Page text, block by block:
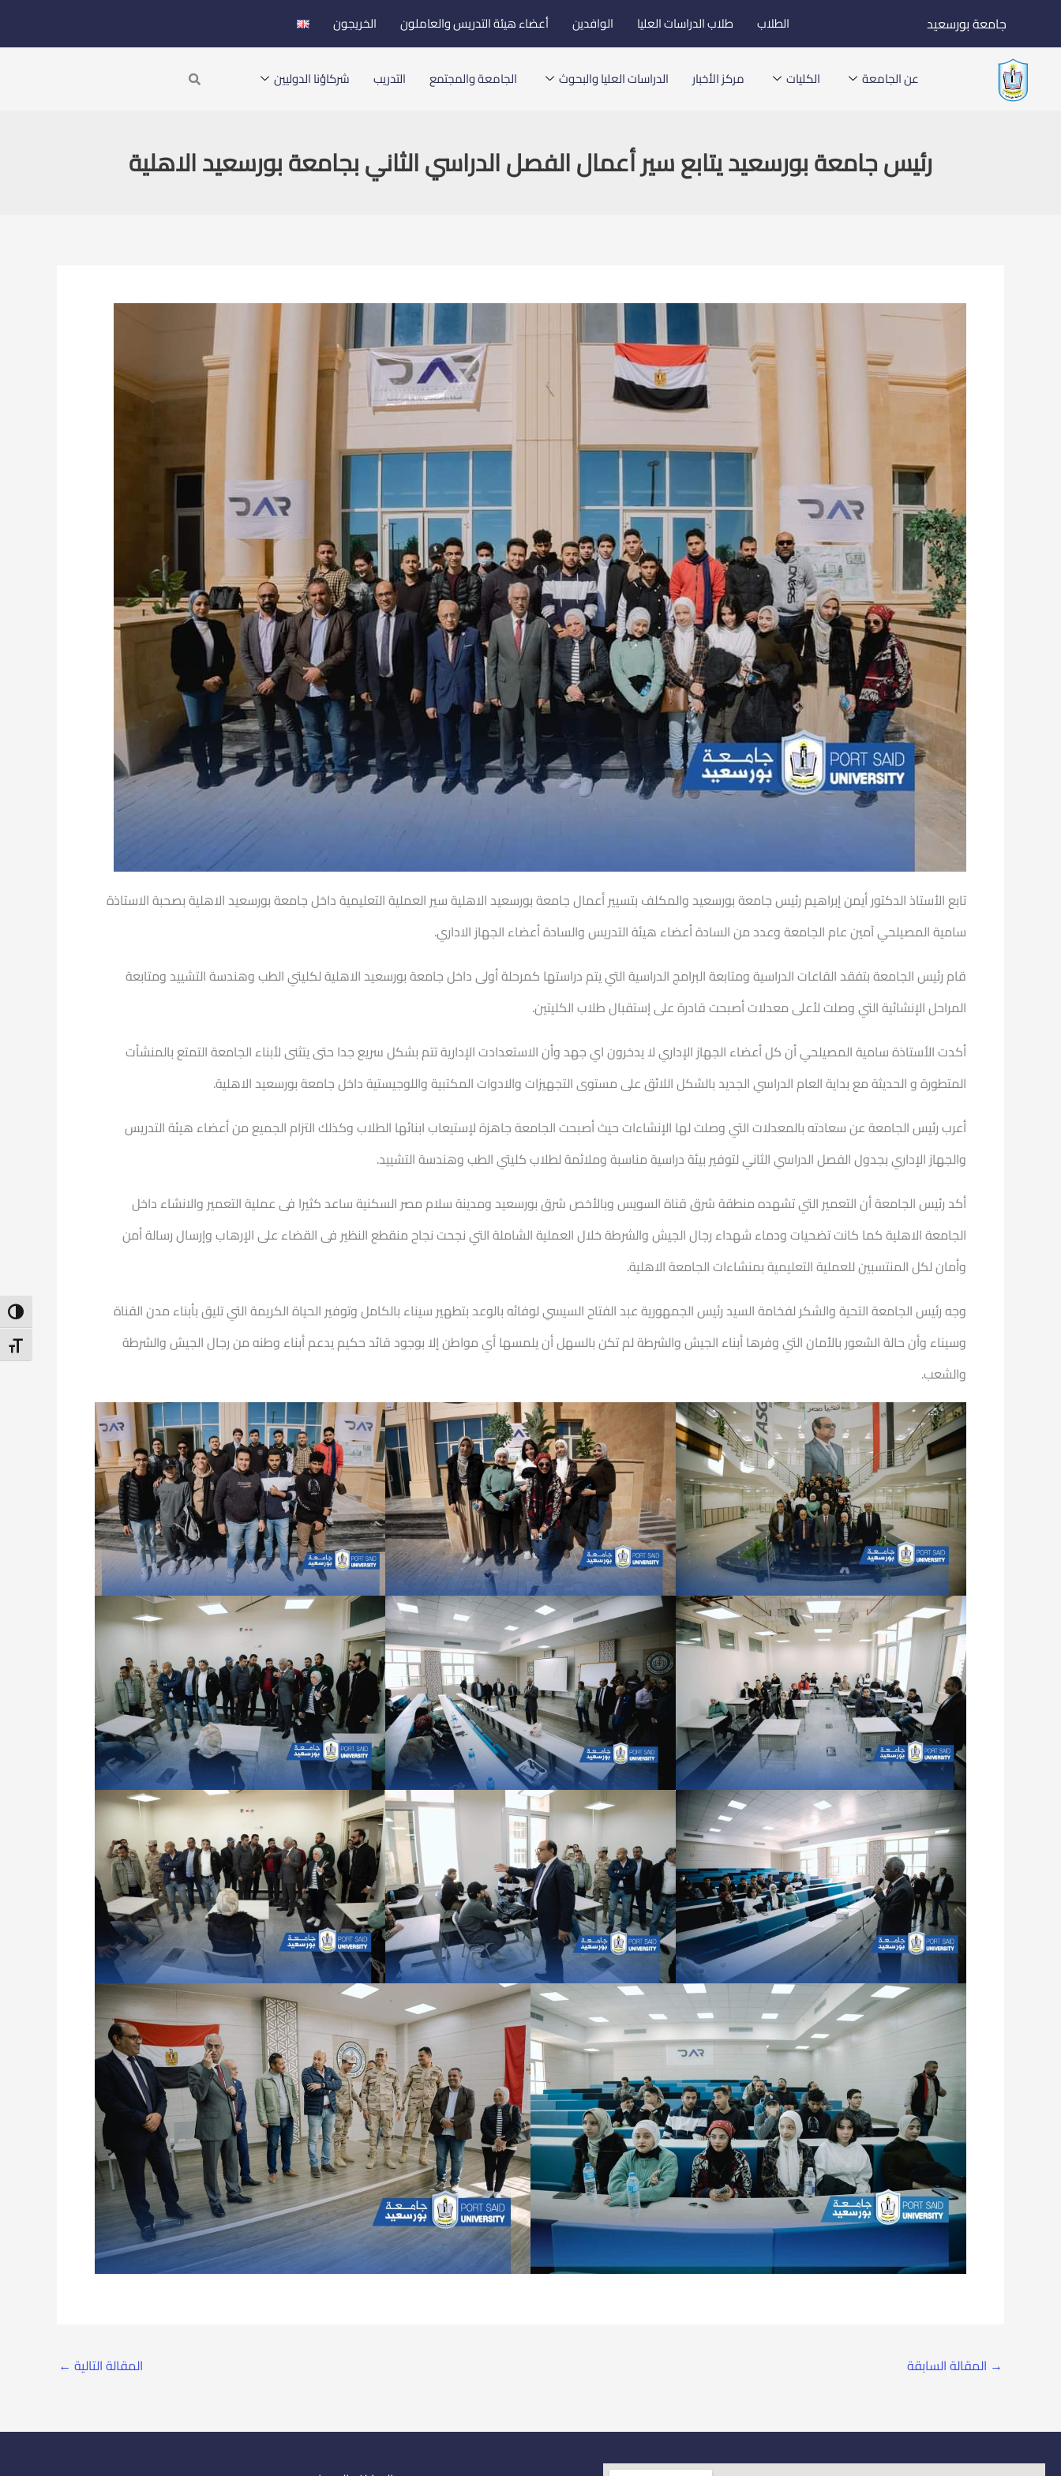
إلى
المحتوى
جامعة بورسعيد الطلاب طلاب الدراسات العليا الوافدين أعضاء هيئة التدريس والعاملون الخريجون
عن الجامعة الكليات مركز الأخبار الدراسات العليا والبحوث الجامعة والمجتمع التدريب شركاؤنا الدوليين Search
رئيس جامعة بورسعيد يتابع سير أعمال الفصل الدراسي الثاني بجامعة بورسعيد الاهلية
تابع الأستاذ الدكتور أيمن إبراهيم رئيس جامعة بورسعيد والمكلف بتسيير أعمال جامعة بورسعيد الاهلية سير العملية التعليمية داخل جامعة بورسعيد الاهلية بصحبة الاستاذة
سامية المصيلحي آمين عام الجامعة وعدد من السادة أعضاء هيئة التدريس والسادة أعضاء الجهاز الاداري.
قام رئيس الجامعة بتفقد القاعات الدراسية ومتابعة البرامج الدراسية التي يتم دراستها كمرحلة أولى داخل جامعة بورسعيد الاهلية لكليتي الطب وهندسة التشييد ومتابعة
المراحل الإنشائية التي وصلت لأعلى معدلات أصبحت قادرة على إستقبال طلاب الكليتين.
أكدت الأستاذة سامية المصيلحي أن كل أعضاء الجهاز الإداري لا يدخرون اي جهد وأن الاستعدادت الإدارية تتم بشكل سريع جدا حتى يتثنى لأبناء الجامعة التمتع بالمنشأت
المتطورة و الحديثة مع بداية العام الدراسي الجديد بالشكل اللائق على مستوى التجهيزات والادوات المكتبية واللوجيستية داخل جامعة بورسعيد الاهلية.
أعرب رئيس الجامعة عن سعادته بالمعدلات التي وصلت لها الإنشاءات حيث أصبحت الجامعة جاهزة لإستيعاب ابنائها الطلاب وكذلك التزام الجميع من أعضاء هيئة التدريس
والجهاز الإداري بجدول الفصل الدراسي الثاني لتوفير بيئة دراسية مناسبة وملائمة لطلاب كليتي الطب وهندسة التشييد.
أكد رئيس الجامعة أن التعمير التي تشهده منطقة شرق قناة السويس وبالأخص شرق بورسعيد ومدينة سلام مصر السكنية ساعد كثيرا فى عملية التعمير والانشاء داخل
الجامعة الاهلية كما كانت تضحيات ودماء شهداء رجال الجيش والشرطة خلال العملية الشاملة التي نجحت نجاح منقطع النظير فى القضاء على الإرهاب وإرسال رسالة أمن
وأمان لكل المنتسبين للعملية التعليمية بمنشاءات الجامعة الاهلية.
وجه رئيس الجامعة التحية والشكر لفخامة السيد رئيس الجمهورية عبد الفتاح السيسي لوفائه بالوعد بتطهير سيناء بالكامل وتوفير الحياة الكريمة التي تليق بأبناء مدن القناة
وسيناء وأن حالة الشعور بالأمان التي وفرها أبناء الجيش والشرطة لم تكن بالسهل أن يلمسها أي مواطن إلا بوجود قائد حكيم يدعم أبناء وطنه من رجال الجيش والشرطة
والشعب.
→ المقالة السابقة المقالة التالية ←